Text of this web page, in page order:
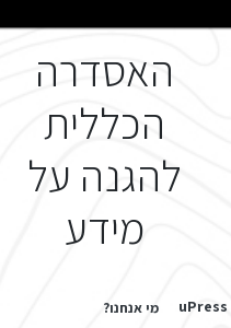
האסדרה
הכללית
להגנה על
מידע
מי אנחנו?